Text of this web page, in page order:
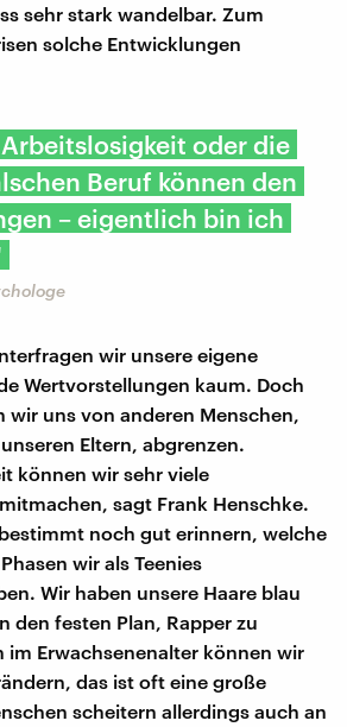
sehr stark wandelbar. Zum
solche Entwicklungen
oder die
Beruf können den
– eigentlich bin ich
wir unsere eigene
Wertvorstellungen kaum. Doch
uns von anderen Menschen,
Eltern, abgrenzen.
können wir sehr viele
sagt Frank Henschke.
noch gut erinnern, welche
wir als Teenies
Wir haben unsere Haare blau
den festen Plan, Rapper zu
im Erwachsenenalter können wir
das ist oft eine große
scheitern allerdings auch an